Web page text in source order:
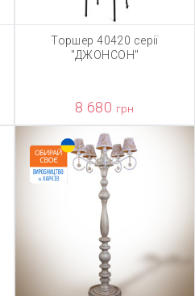
Торшер 40420 серії
"ДЖОНСОН"
8 680 грн